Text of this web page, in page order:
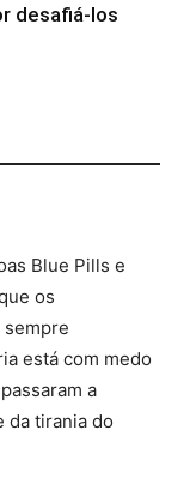
desafiá-los
Blue Pills e
os
está com medo
a
da tirania do